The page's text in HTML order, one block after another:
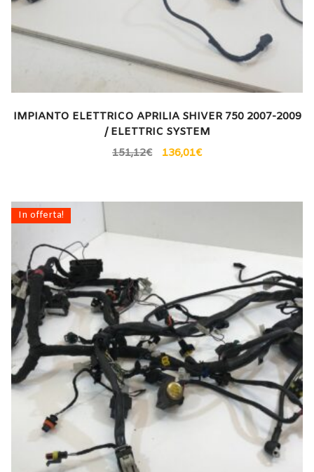
IMPIANTO ELETTRICO APRILIA SHIVER 750 2007-2009
/ ELETTRIC SYSTEM
151,12€ 136,01€
In offerta!